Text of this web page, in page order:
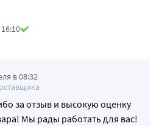
в 08:32
за отзыв и высокую оценку
Мы рады работать для вас!